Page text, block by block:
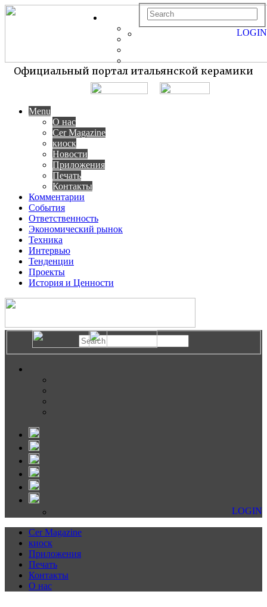
Официальный портал итальянской керамики
Menu
О нас
Cer Magazine
киоск
Новости
Приложения
Печать
Контакты
Комментарии
События
Ответственность
Экономический рынок
Техника
Интервью
Тенденции
Проекты
История и Ценности
LOGIN
LOGIN
Cer Magazine
киоск
Приложения
Печать
Контакты
О нас